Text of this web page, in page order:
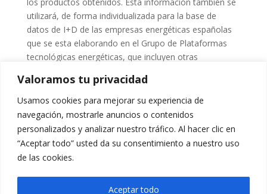
Valoramos tu privacidad
Usamos cookies para mejorar su experiencia de
navegación, mostrarle anuncios o contenidos
personalizados y analizar nuestro tráfico. Al hacer clic en
“Aceptar todo” usted da su consentimiento a nuestro uso
de las cookies.
Aceptar todo
utilizará, de forma individualizada para la base de
datos de I+D de las empresas energéticas españolas
que se esta elaborando en el Grupo de Plataformas
tecnológicas energéticas, que incluyen otras
I+D del año 2012 con un sencillo desglose que esta
explicado en la misma hoja. Estos datos solo se
utilizarán agrupados por Sectores, por Líneas
Estratégicas o por globales del país y en ningún caso
como datos de entidades individuales.